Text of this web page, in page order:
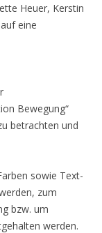
Heuer, Kerstin
eine
Bewegung“
betrachten und
sowie Text-
zum
bzw. um
werden.